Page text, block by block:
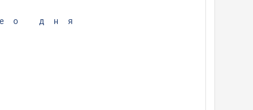
дня